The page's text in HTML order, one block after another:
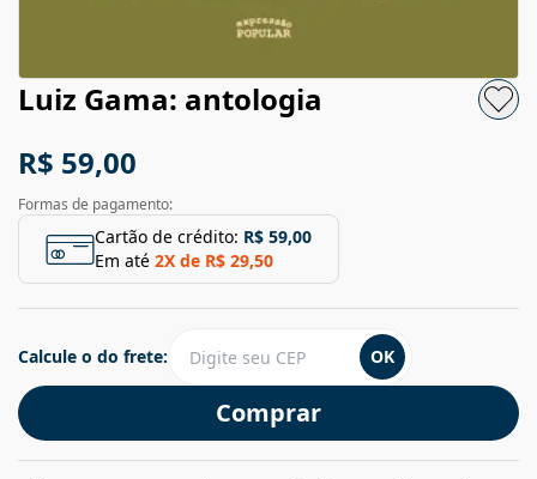
Luiz Gama: antologia
R$ 59,00
Formas de pagamento:
Cartão de crédito: R$ 59,00
Em até 2X de R$ 29,50
Comprar
Calcule o do frete: OK